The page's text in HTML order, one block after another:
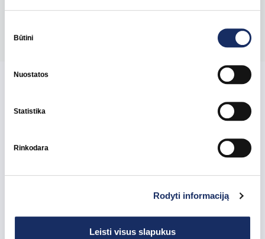
pasirinkimas
Būtini
Nuostatos
Statistika
Rinkodara
Rodyti informaciją
Leisti visus slapukus
Susijusios naujienos